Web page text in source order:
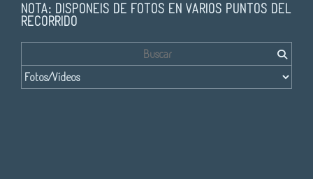
NOTA: DISPONEIS DE FOTOS EN VARIOS PUNTOS DEL
RECORRIDO